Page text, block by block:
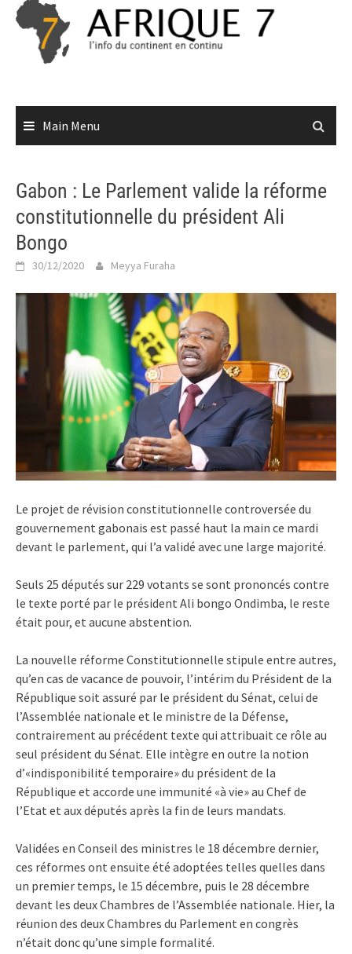
Skip
content
Main Menu
Gabon : Le Parlement valide la réforme
constitutionnelle du président Ali
Bongo
30/12/2020 Meyya Furaha
Le projet de révision constitutionnelle controversée du
gouvernement gabonais est passé haut la main ce mardi
devant le parlement, qui l’a validé avec une large majorité.
Seuls 25 députés sur 229 votants se sont prononcés contre
le texte porté par le président Ali bongo Ondimba, le reste
était pour, et aucune abstention.
La nouvelle réforme Constitutionnelle stipule entre autres,
qu’en cas de vacance de pouvoir, l’intérim du Président de la
République soit assuré par le président du Sénat, celui de
l’Assemblée nationale et le ministre de la Défense,
contrairement au précédent texte qui attribuait ce rôle au
seul président du Sénat. Elle intègre en outre la notion
d’«indisponibilité temporaire» du président de la
République et accorde une immunité «à vie» au Chef de
l’Etat et aux députés après la fin de leurs mandats.
Validées en Conseil des ministres le 18 décembre dernier,
ces réformes ont ensuite été adoptées telles quelles dans
un premier temps, le 15 décembre, puis le 28 décembre
devant les deux Chambres de l’Assemblée nationale. Hier, la
réunion des deux Chambres du Parlement en congrès
n’était donc qu’une simple formalité.